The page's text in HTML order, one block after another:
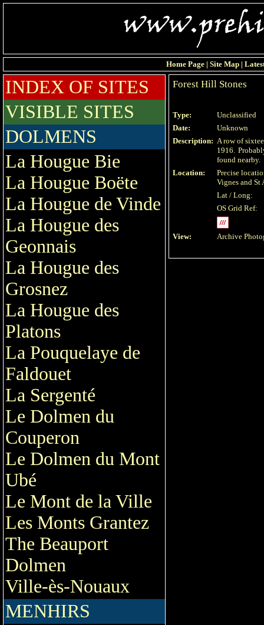
Home Page| Site Map|
INDEX OF SITES
VISIBLE SITES
DOLMENS
La Hougue Bie
La Hougue Boëte
La Hougue de Vinde
La Hougue des
Geonnais
La Hougue des
Grosnez
La Hougue des
Platons
La Pouquelaye de
Faldouet
La Sergenté
Le Dolmen du
Couperon
Le Dolmen du Mont
Ubé
Le Mont de la Ville
Les Monts Grantez
The Beauport
Dolmen
Ville-ès-Nouaux
MENHIRS
Forest Hill Stones
Type:
Unclassified
Date:
Unknown
Description: A row of
1916.
found nearby.
Location:
Precise
Vignes and St
Lat / Long:
OS Grid Ref:
View: Archive